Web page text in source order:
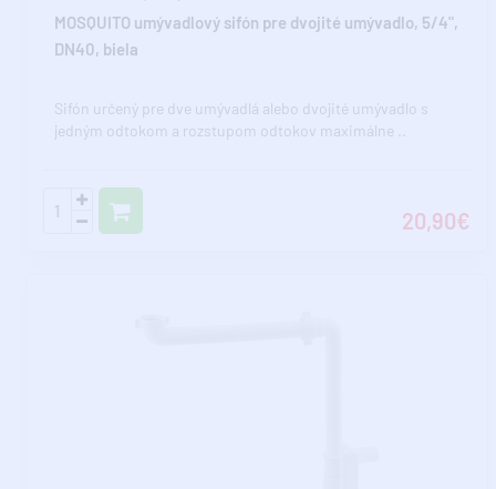
MOSQUITO umývadlový sifón pre dvojité umývadlo, 5/4",
DN40, biela
Sifón určený pre dve umývadlá alebo dvojité umývadlo s
jedným odtokom a rozstupom odtokov maximálne ..
20,90€